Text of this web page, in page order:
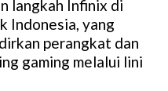
langkah Infinix di
Indonesia, yang
perangkat dan
gaming melalui lini